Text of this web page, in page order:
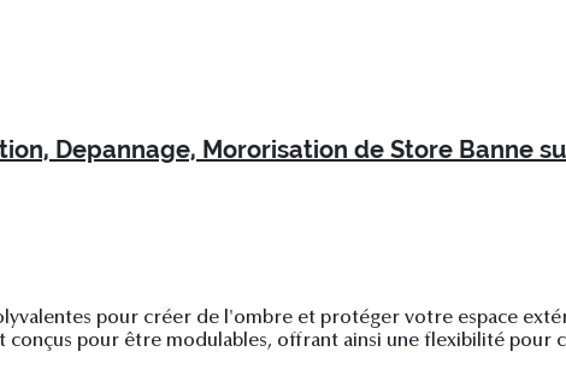
Depannage, Mororisation de Store Banne
pour créer de l'ombre et protéger votre espace
conçus pour être modulables, offrant ainsi une flexibilité